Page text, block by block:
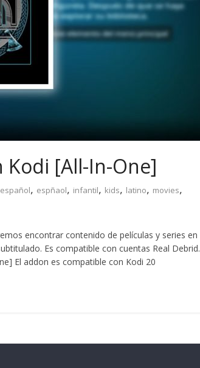
[All-In-One]
español, espñaol, infantil, kids, latino, movies,
encontrar contenido de películas y series en
Es compatible con cuentas Real Debrid.
El addon es compatible con Kodi 20